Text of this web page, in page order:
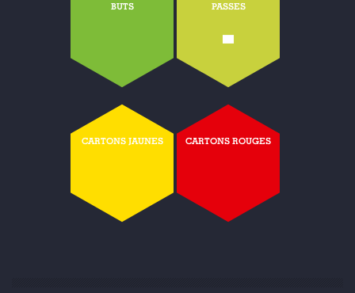
BUTS PASSES
-
CARTONS JAUNES CARTONS ROUGES